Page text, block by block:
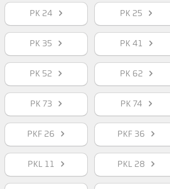
PK 24 PK 25
PK 35 PK 41
PK 52 PK 62
PK 73 PK 74
PKF 26 PKF 36
PKL 11 PKL 28